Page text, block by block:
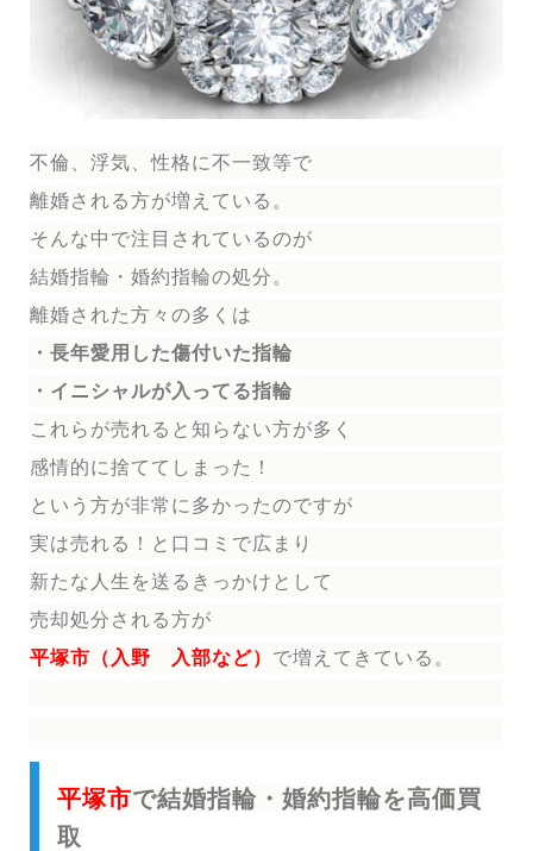
不倫、浮気、性格に不一致等で
離婚される方が増えている。
そんな中で注目されているのが
結婚指輪 ・婚約指輪の処分。
離婚された方々の多くは
・長年愛用した傷付いた指輪
・イニシャルが入ってる指輪
これらが売れると知らない方が多く
感情的に捨ててしまった！
という方が非常に多かったのですが
実は売れる！と口コミで広まり
新たな人生を送る きっかけとして
売却処分される方が
平塚市（入野 入部など） で増えてきている。
平塚市で結婚指輪・婚約指輪を高価買
取